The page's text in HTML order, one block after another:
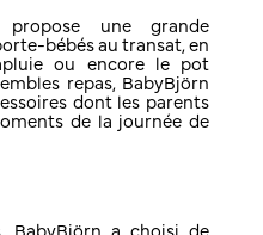
propose une grande
bébés au transat, en
ou encore le pot
repas, BabyBjörn
dont les parents
de la journée de